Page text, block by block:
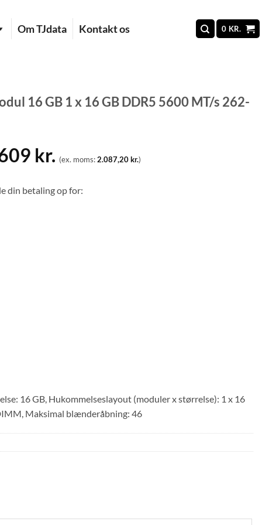
Om TJdata Kontakt os 0 KR.
16 GB 1 x 16 GB DDR5 5600 MT/s 262-
kr. (ex. moms:2.087,20kr.)
din betaling op for:
16 GB, Hukommelseslayout (moduler x størrelse): 1 x 16
Maksimal blænderåbning: 46